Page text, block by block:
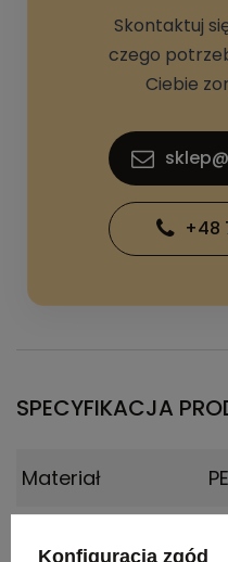
Skontaktuj
czego
Ciebie
+48
SPECYFIKACJA
Materiał
Konfiguracja zgód